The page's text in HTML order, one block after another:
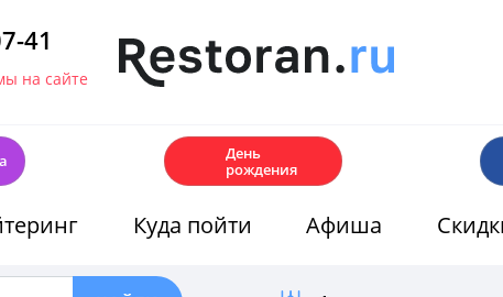
41
на сайте
День
рождения
Куда пойти Афиша